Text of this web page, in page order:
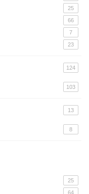
25
66
7
23
124
103
13
8
25
64